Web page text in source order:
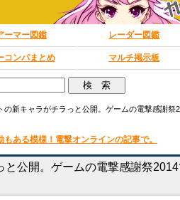
ーマー図鑑 レーダー図鑑
コンパまとめ マルチ掲示板
の新キャラがチラっと公開。ゲームの電撃感謝祭
ある模様！電撃オンラインの記事で。
と公開。ゲームの電撃感謝祭